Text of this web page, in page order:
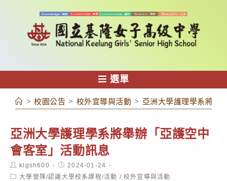
容
選單
> 校園公告 > 校外宣導與活動 > 亞洲大學護理學系將舉
亞洲大學護理學系將舉辦「亞護空中
會客室」活動訊息
Post
author:
klgsh600
Post
published:
2024-01-24
Post大學營隊/認識大學校系課程/活動 / 校外宣導與活動